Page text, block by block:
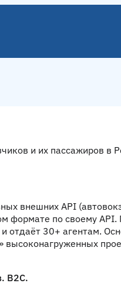
и их пассажиров в
внешних API
формате по своему API.
30+ агентам.
B2C.